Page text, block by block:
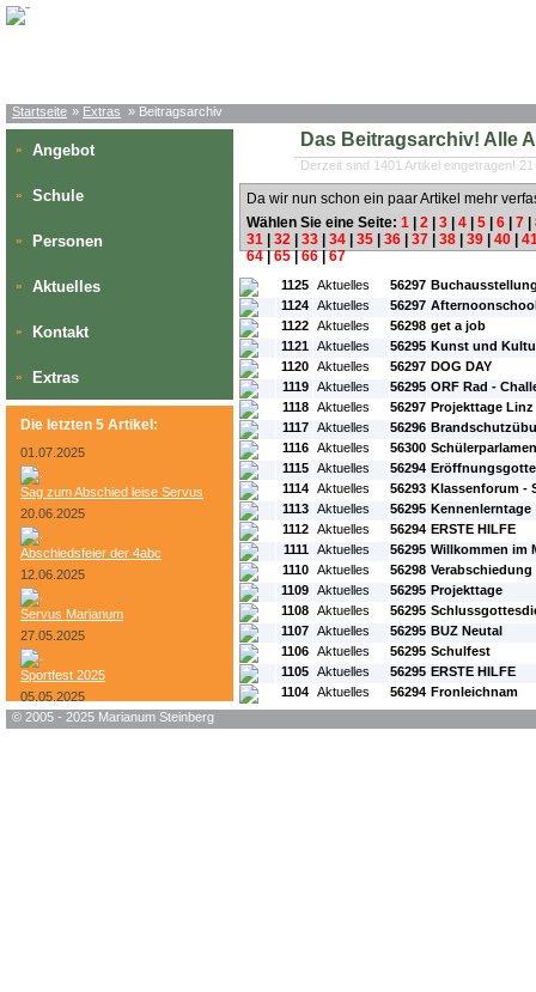
Startseite » Extras » Beitragsarchiv
» Angebot
» Schule
» Personen
» Aktuelles
» Kontakt
» Extras
Die letzten 5 Artikel:
01.07.2025
Sag zum Abschied leise Servus
20.06.2025
Abschiedsfeier der 4abc
12.06.2025
Servus Marianum
27.05.2025
Sportfest 2025
05.05.2025
Das Beitragsarchiv! Alle
Derzeit sind 1401 Artikel eingetragen!
Da wir nun schon ein paar Artikel mehr
Wählen Sie eine Seite: 1 2 3 4 5 6 7
31
32 33 34 35 36 37 38 39 40
64|65|66|67
#L: #ID: #Rubrik:
1125 Aktuelles 56297
1124 Aktuelles 56297
1122 Aktuelles 56298 get a job
1121 Aktuelles 56295 Kunst und
1120 Aktuelles 56297 DOG DAY
1119 Aktuelles 56295 ORF Rad -
1118 Aktuelles 56297 Projekttage Linz
1117 Aktuelles 56296
1116 Aktuelles 56300
1115 Aktuelles 56294
1114 Aktuelles 56293 Klassenforum -
1113 Aktuelles 56295 Kennenlerntage
1112 Aktuelles 56294 ERSTE HILFE
1111 Aktuelles 56295 Willkommen im
1110 Aktuelles 56298 Verabschiedung
1109 Aktuelles 56295 Projekttage
1108 Aktuelles 56295
1107 Aktuelles 56295 BUZ Neutal
1106 Aktuelles 56295 Schulfest
1105 Aktuelles 56295 ERSTE HILFE
1104 Aktuelles 56294 Fronleichnam
© 2005 - 2025 Marianum Steinberg